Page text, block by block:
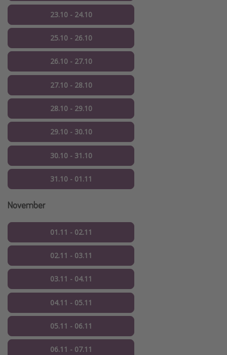
23.10 - 24.10
25.10 - 26.10
26.10 - 27.10
27.10 - 28.10
28.10 - 29.10
29.10 - 30.10
30.10 - 31.10
31.10 - 01.11
November
01.11 - 02.11
02.11 - 03.11
03.11 - 04.11
04.11 - 05.11
05.11 - 06.11
06.11 - 07.11